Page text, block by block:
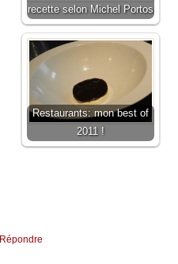
recette selon Michel Portos
Restaurants: mon best of
2011 !
Répondre